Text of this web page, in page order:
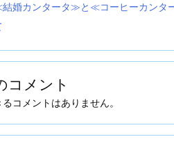
婚カンタータ≫と≪コーヒーカンタ
コメント
コメントはありません。